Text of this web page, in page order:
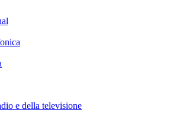
e della televisione